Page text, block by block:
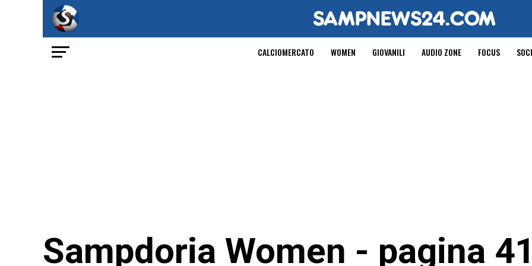
CALCIOMERCATO WOMEN GIOVANILI AUDIO ZONE FOCUS
Sampdoria Women - pagina 41